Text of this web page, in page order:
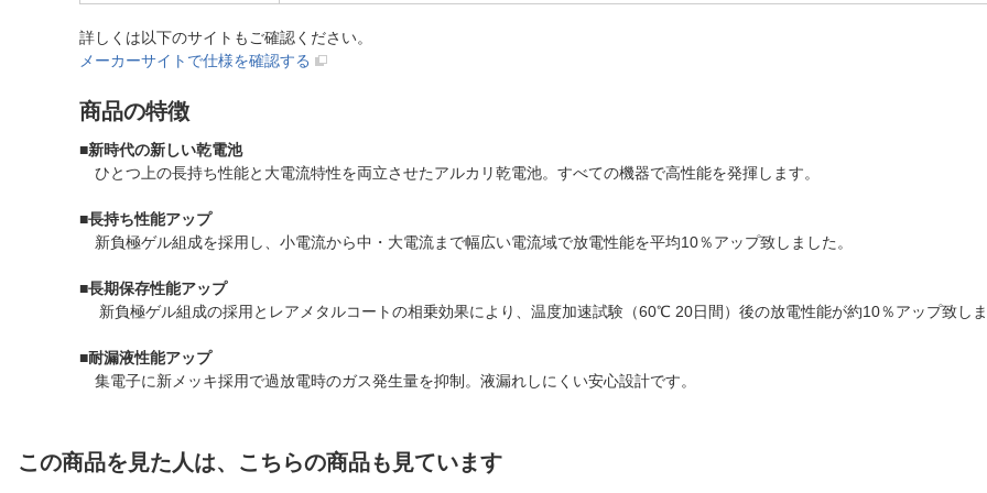
詳しくは以下のサイトもご確認ください。
メーカーサイトで仕様を確認する
商品の特徴
■新時代の新しい乾電池
ひとつ上の長持ち性能と大電流特性を両立させたアルカリ乾電池。すべての機器で高性能を発揮します。
■長持ち性能アップ
新負極ゲル組成を採用し、小電流から中・大電流まで幅広い電流域で放電性能を平均10％アップ致しました。
■長期保存性能アップ
新負極ゲル組成の採用とレアメタルコートの相乗効果により、温度加速試験（60℃ 20日間）後の放電性能が約10％アップ致し
■耐漏液性能アップ
集電子に新メッキ採用で過放電時のガス発生量を抑制。液漏れしにくい安心設計です。
この商品を見た人は、こちらの商品も見ています